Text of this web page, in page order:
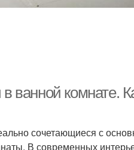
ванной комнате.
сочетающиеся с
В современных